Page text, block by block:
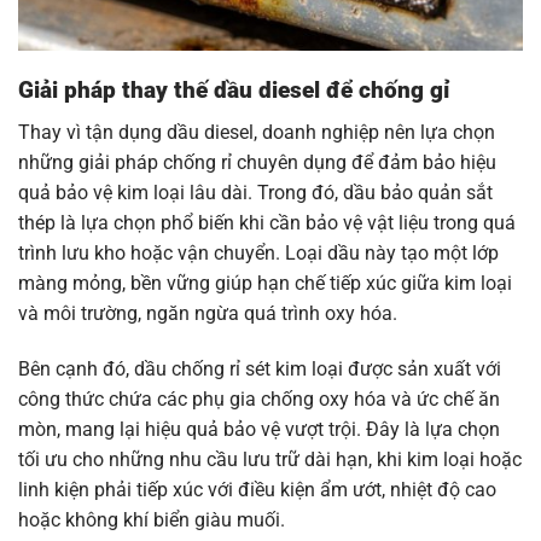
Giải pháp thay thế dầu diesel để chống gỉ
Thay vì tận dụng dầu diesel, doanh nghiệp nên lựa chọn
những giải pháp chống rỉ chuyên dụng để đảm bảo hiệu
quả bảo vệ kim loại lâu dài. Trong đó, dầu bảo quản sắt
thép là lựa chọn phổ biến khi cần bảo vệ vật liệu trong quá
trình lưu kho hoặc vận chuyển. Loại dầu này tạo một lớp
màng mỏng, bền vững giúp hạn chế tiếp xúc giữa kim loại
và môi trường, ngăn ngừa quá trình oxy hóa.
Bên cạnh đó, dầu chống rỉ sét kim loại được sản xuất với
công thức chứa các phụ gia chống oxy hóa và ức chế ăn
mòn, mang lại hiệu quả bảo vệ vượt trội. Đây là lựa chọn
tối ưu cho những nhu cầu lưu trữ dài hạn, khi kim loại hoặc
linh kiện phải tiếp xúc với điều kiện ẩm ướt, nhiệt độ cao
hoặc không khí biển giàu muối.